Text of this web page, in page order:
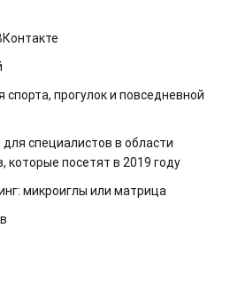
спорта, прогулок и повседневной
специалистов в области
которые посетят в 2019 году
микроиглы или матрица